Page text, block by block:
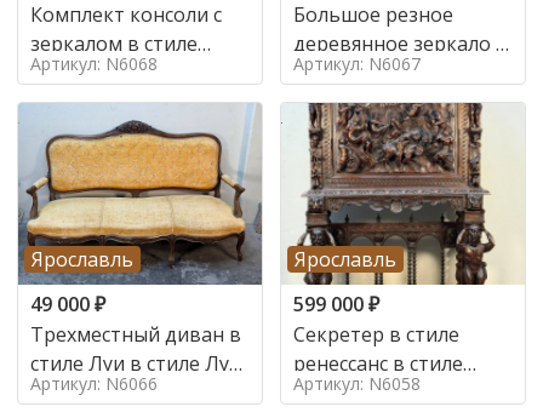
Комплект консоли с
зеркалом в стиле
ренессанс,
Артикул: N6068
Большое резное
деревянное зеркало с
золочением в стиле
Артикул: N6067
Ярославль
49 000₽
Трехместный диван в
стиле Луи в стиле Луи
16,
Артикул: N6066
Ярославль
599 000₽
Секретер в стиле
ренессанс в стиле
ренессанс, 19 век
Артикул: N6058